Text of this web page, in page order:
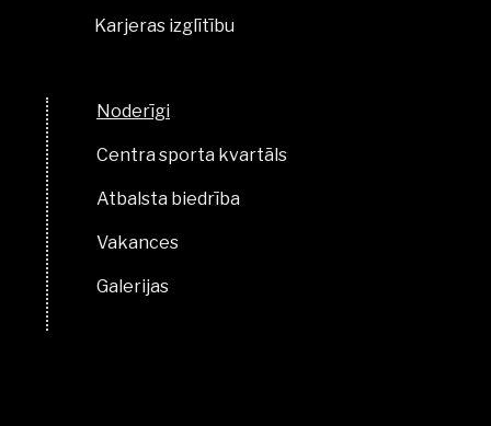
Karjeras izglītību
Noderīgi
Centra sporta kvartāls
Atbalsta biedrība
Vakances
Galerijas